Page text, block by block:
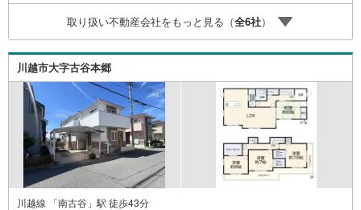
宅地建物取引士やファイナンシャルプランナー、住宅ロー
ンアドバイザーなど、専門資格を持つスタッフが多数在籍
しております。お客様からの資料請求、お問い合わせをお
待ちしております。
取り扱い不動産会社をもっと見る（全6社）
川越市大字古谷本郷
川越線 「南古谷」駅 徒歩43分